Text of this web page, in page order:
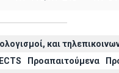
και
ECTS Προαπαιτούμενα